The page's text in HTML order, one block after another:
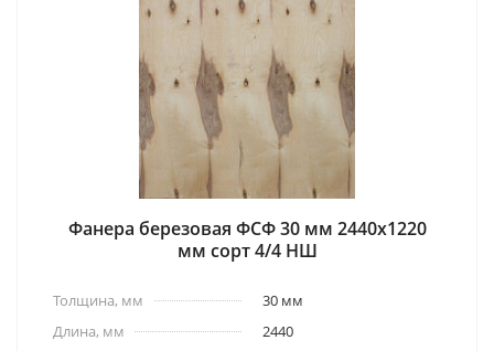
Фанера березовая ФСФ 30 мм 2440x1220
мм сорт 4/4 НШ
Толщина, мм
30 мм
Длина, мм
2440